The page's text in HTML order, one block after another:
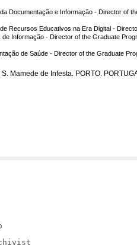
Documentação e Informação - Director of
Recursos Educativos na Era Digital -
de Informação - Director of the Graduate
de Saúde - Director of the Graduate
Mamede de Infesta. PORTO.